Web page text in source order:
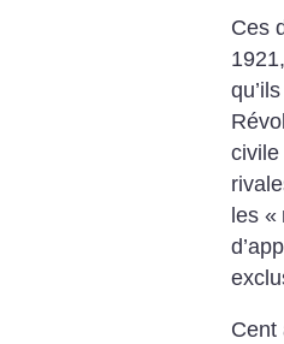
Ces
civile
les «
Cent